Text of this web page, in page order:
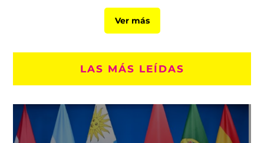
Ver más
LAS MÁS LEÍDAS